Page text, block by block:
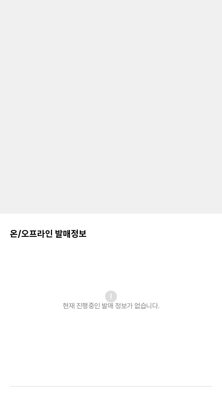
온/오프라인 발매정보
현재 진행중인 발매 정보가 없습니다.